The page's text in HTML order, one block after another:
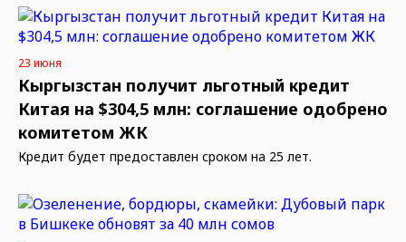
23 июня
Кыргызстан получит льготный кредит
Китая на $304,5 млн: соглашение одобрено
комитетом ЖК
Кредит будет предоставлен сроком на 25 лет.